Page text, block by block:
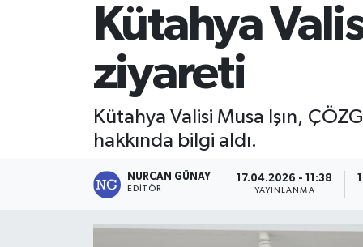
Kütahya
ziyareti
Kütahya Valisi Musa Işın,
hakkında bilgi aldı.
NURCAN GÜNAY
EDITÖR
17.04.2026 - 11:38
YAYINLANMA
Aslanapa
Biyografiler
Domaniç
Süper Lig Puan Durumu ve Fikstür
Tüm Manşetler
Son Dakika Haberleri